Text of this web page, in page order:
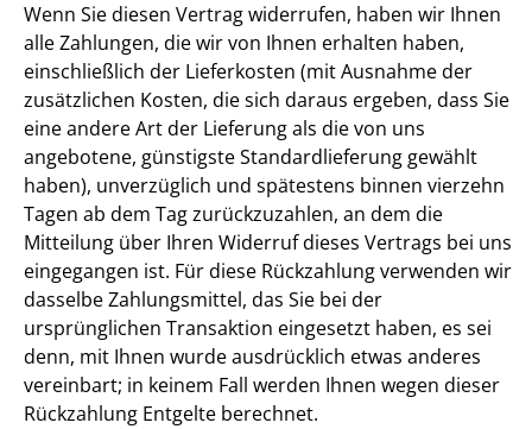
Wenn Sie diesen Vertrag widerrufen, haben wir Ihnen
alle Zahlungen, die wir von Ihnen erhalten haben,
einschließlich der Lieferkosten (mit Ausnahme der
zusätzlichen Kosten, die sich daraus ergeben, dass Sie
eine andere Art der Lieferung als die von uns
angebotene, günstigste Standardlieferung gewählt
haben), unverzüglich und spätestens binnen vierzehn
Tagen ab dem Tag zurückzuzahlen, an dem die
Mitteilung über Ihren Widerruf dieses Vertrags bei uns
eingegangen ist. Für diese Rückzahlung verwenden wir
dasselbe Zahlungsmittel, das Sie bei der
ursprünglichen Transaktion eingesetzt haben, es sei
denn, mit Ihnen wurde ausdrücklich etwas anderes
vereinbart; in keinem Fall werden Ihnen wegen dieser
Rückzahlung Entgelte berechnet.